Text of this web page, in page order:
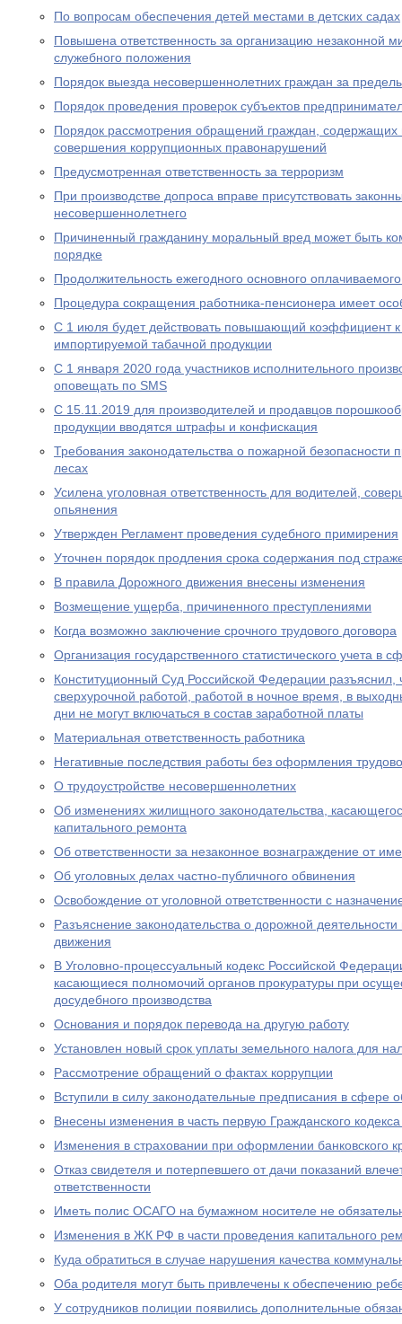
По вопросам обеспечения детей местами в детских садах
Повышена ответственность за организацию незаконной
служебного положения
Порядок выезда несовершеннолетних граждан за
Порядок проведения проверок субъектов
Порядок рассмотрения обращений граждан,
совершения коррупционных правонарушений
Предусмотренная ответственность за терроризм
При производстве допроса вправе присутствовать
несовершеннолетнего
Причиненный гражданину моральный вред может быть
порядке
Продолжительность ежегодного основного оплачиваемого
Процедура сокращения работника-пенсионера имеет
С 1 июля будет действовать повышающий коэффициент
импортируемой табачной продукции
С 1 января 2020 года участников исполнительного
оповещать по SMS
С 15.11.2019 для производителей и продавцов
продукции вводятся штрафы и конфискация
Требования законодательства о пожарной безопасности
лесах
Усилена уголовная ответственность для водителей,
опьянения
Утвержден Регламент проведения судебного примирения
Уточнен порядок продления срока содержания под
В правила Дорожного движения внесены изменения
Возмещение ущерба, причиненного преступлениями
Когда возможно заключение срочного трудового договора
Организация государственного статистического учета в
Конституционный Суд Российской Федерации разъяснил,
сверхурочной работой, работой в ночное время, в
дни не могут включаться в состав заработной платы
Материальная ответственность работника
Негативные последствия работы без оформления
О трудоустройстве несовершеннолетних
Об изменениях жилищного законодательства,
капитального ремонта
Об ответственности за незаконное вознаграждение от
Об уголовных делах частно-публичного обвинения
Освобождение от уголовной ответственности с
Разъяснение законодательства о дорожной
движения
В Уголовно-процессуальный кодекс Российской
касающиеся полномочий органов прокуратуры при
досудебного производства
Основания и порядок перевода на другую работу
Установлен новый срок уплаты земельного налога для
Рассмотрение обращений о фактах коррупции
Вступили в силу законодательные предписания в сфере
Внесены изменения в часть первую Гражданского
Изменения в страховании при оформлении банковского
Отказ свидетеля и потерпевшего от дачи показаний
ответственности
Иметь полис ОСАГО на бумажном носителе не
Изменения в ЖК РФ в части проведения капитального
Куда обратиться в случае нарушения качества
Оба родителя могут быть привлечены к обеспечению
У сотрудников полиции появились дополнительные